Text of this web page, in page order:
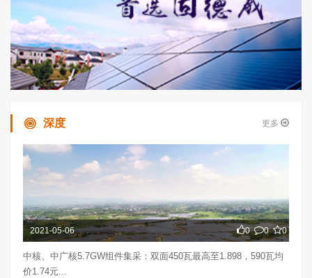
深度 更多
2021-05-06 0 0 0
中核、中广核5.7GW组件集采：双面450瓦最高至1.898，590瓦均
价1.74元...